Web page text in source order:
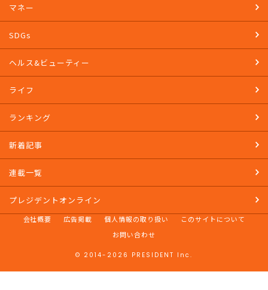
マネー
SDGs
ヘルス&ビューティー
ライフ
ランキング
新着記事
連載一覧
プレジデントオンライン
会社概要 広告掲載 個人情報の取り扱い
このサイトについて
お問い合わせ
© 2014-2026 PRESIDENT Inc.